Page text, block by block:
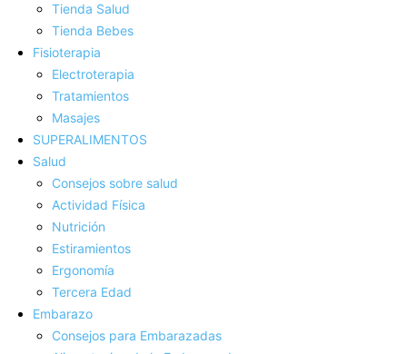
Tienda Salud
Tienda Bebes
Fisioterapia
Electroterapia
Tratamientos
Masajes
SUPERALIMENTOS
Salud
Consejos sobre salud
Actividad Fí­sica
Nutrición
Estiramientos
Ergonomí­a
Tercera Edad
Embarazo
Consejos para Embarazadas